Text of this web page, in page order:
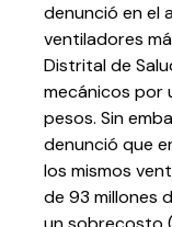
denunció en el
ventiladores
Distrital de
mecánicos por
pesos. Sin
denunció que
los mismos
de 93 millones